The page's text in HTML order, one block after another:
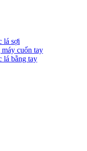
lá sợi
cuốn tay
lá bằng tay